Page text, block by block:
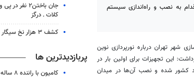
به نصب و راه‌اندازی سیستم
شهر تهران درباره نورپردازی نوین
: این تجهیزات برای اولین بار در
کشور شده و نصب آن‌ها در میدان
جان باختن۲
کلات ـ درگز
کشف ۳ هزار نخ سیگار قاچاق در تاکستان
پربازدیدترین ها
کامیون با راننده ۸ ساله در اصفهان توقیف شد